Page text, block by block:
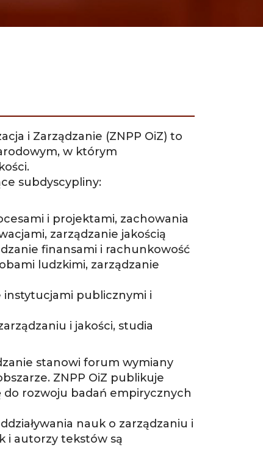
i Zarządzanie (ZNPP OiZ) to
w którym
subdyscypliny:
i projektami, zachowania
zarządzanie jakością
finansami i rachunkowość
ludzkimi, zarządzanie
instytucjami publicznymi i
i jakości, studia
stanowi forum wymiany
ZNPP OiZ publikuje
do rozwoju badań empirycznych
nauk o zarządzaniu i
i autorzy tekstów są